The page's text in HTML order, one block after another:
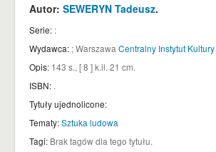
Autor: SEWERYN Tadeusz.
Serie: :
Wydawca: ;Warszawa Centralny Instytut Kultury
Opis: 143 s., [ 8 ] k.il. 21 cm.
ISBN: .
Tytuły ujednolicone:
Tematy:Sztuka ludowa
Tagi: Brak tagów dla tego tytułu.